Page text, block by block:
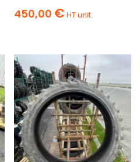
450,00 € HT unit.